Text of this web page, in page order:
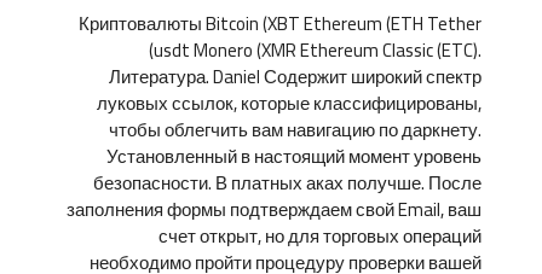
Криптовалюты Bitcoin (XBT Ethereum (ETH Tether
(usdt Monero (XMR Ethereum Classic (ETC).
Литература. Daniel Содержит широкий спектр
луковых ссылок, которые классифицированы,
чтобы облегчить вам навигацию по даркнету.
Установленный в настоящий момент уровень
безопасности. В платных аках получше. После
заполнения формы подтверждаем свой Email, ваш
счет открыт, но для торговых операций
необходимо пройти процедуру проверки вашей